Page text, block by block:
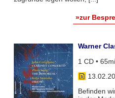
»zur
Warner
1 CD •
Befinden